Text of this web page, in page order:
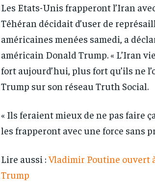
Les Etats-Unis frapperont l’Iran
Téhéran décidait d’user de
américaines menées samedi, a
américain Donald Trump. « L’Iran
fort aujourd’hui, plus fort qu’ils ne
Trump sur son réseau Truth Social.
« Ils feraient mieux de ne pas faire
les frapperont avec une force sans
Lire aussi :Vladimir Poutine ouvert
Trump